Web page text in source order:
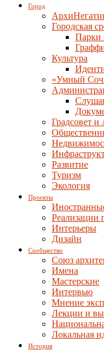
Город
Городская
Парки
Культура
«Умный
Градсовет и
Развитие
Туризм
Экология
Проекты
Реализации
Интерьеры
Дизайн
Сообщество
Союз
Имена
Мастерские
Интервью
Мнение
Лекции и
Локальная
История